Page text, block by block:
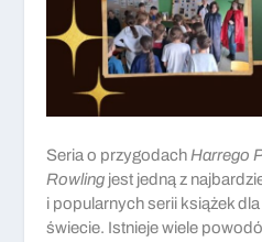
Seria o przygodachHarrego
Rowling jest jedną z
i popularnych serii książek dla
świecie. Istnieje wiele